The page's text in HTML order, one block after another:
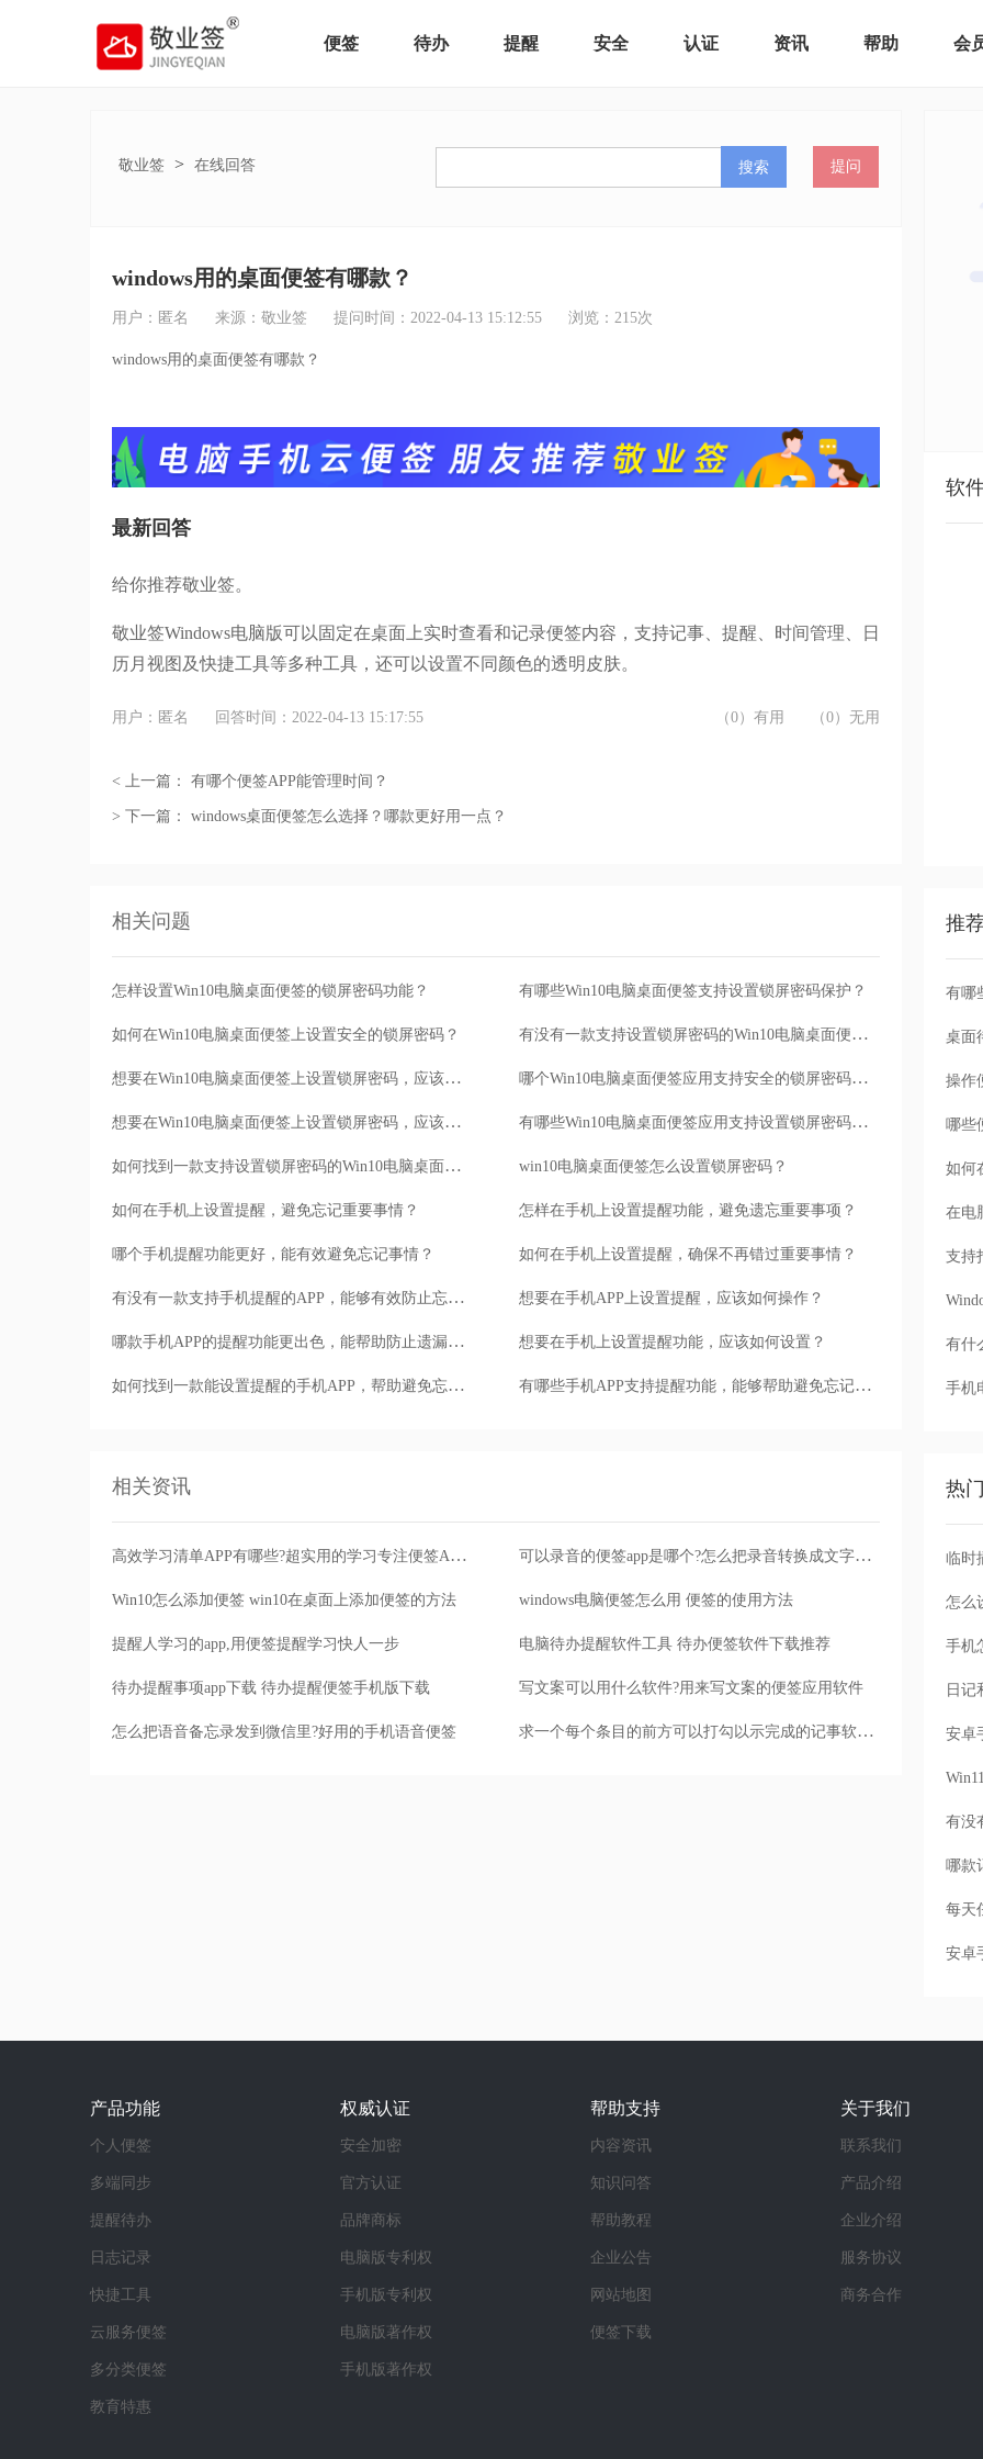
便签 待办 提醒 安全 认证 资讯 帮助 会
敬业签 > 在线回答 搜索 提问
windows用的桌面便签有哪款？
用户：匿名 来源：敬业签 提问时间：2022-04-13 15:12:55 浏览： 215次
windows用的桌面便签有哪款？
最新回答
给你推荐敬业签。
敬业签Windows电脑版可以固定在桌面上实时查看和记录便签内容，支持记事、提醒、时间管理、日
历月视图及快捷工具等多种工具，还可以设置不同颜色的透明皮肤。
用户：匿名 回答时间：2022-04-13 15:17:55 （0）有用 （0）无用
< 上一篇： 有哪个便签APP能管理时间？
> 下一篇： windows桌面便签怎么选择？哪款更好用一点？
相关问题
怎样设置Win10电脑桌面便签的锁屏密码功能？ 有哪些Win10电脑桌面便签支持设置锁屏密码保护？
如何在Win10电脑桌面便签上设置安全的锁屏密码？ 有没有一款支持设置锁屏密码的Win10电脑桌面便签？
想要在Win10电脑桌面便签上设置锁屏密码，应该如何操作？ 哪个Win10电脑桌面便签应用支持安全的锁屏密码设置？
想要在Win10电脑桌面便签上设置锁屏密码，应该如何设置？ 有哪些Win10电脑桌面便签应用支持设置锁屏密码保护？
如何找到一款支持设置锁屏密码的Win10电脑桌面便签？ win10电脑桌面便签怎么设置锁屏密码？
如何在手机上设置提醒，避免忘记重要事情？ 怎样在手机上设置提醒功能，避免遗忘重要事项？
哪个手机提醒功能更好，能有效避免忘记事情？ 如何在手机上设置提醒，确保不再错过重要事情？
有没有一款支持手机提醒的APP，能够有效防止忘记事项？ 想要在手机APP上设置提醒，应该如何操作？
哪款手机APP的提醒功能更出色，能帮助防止遗漏重要事项？ 想要在手机上设置提醒功能，应该如何设置？
如何找到一款能设置提醒的手机APP，帮助避免忘记事情？ 有哪些手机APP支持提醒功能，能够帮助避免忘记重要事项？
相关资讯
高效学习清单APP有哪些?超实用的学习专注便签APP推荐 可以录音的便签app是哪个?怎么把录音转换成文字查看
Win10怎么添加便签 win10在桌面上添加便签的方法 windows电脑便签怎么用 便签的使用方法
提醒人学习的app,用便签提醒学习快人一步 电脑待办提醒软件工具 待办便签软件下载推荐
待办提醒事项app下载 待办提醒便签手机版下载 写文案可以用什么软件?用来写文案的便签应用软件
怎么把语音备忘录发到微信里?好用的手机语音便签 求一个每个条目的前方可以打勾以示完成的记事软件,安卓版记事便签
软
推
有哪
桌面
操作
哪些
如何
在电
支持
有什
手机
热
怎么
手机
每天
安卓
产品功能
个人便签
多端同步
提醒待办
日志记录
快捷工具
云服务便签
多分类便签
教育特惠
权威认证
安全加密
官方认证
品牌商标
电脑版专利权
手机版专利权
电脑版著作权
手机版著作权
帮助支持
内容资讯
知识问答
帮助教程
企业公告
网站地图
便签下载
关于我们
联系我们
产品介绍
企业介绍
服务协议
商务合作